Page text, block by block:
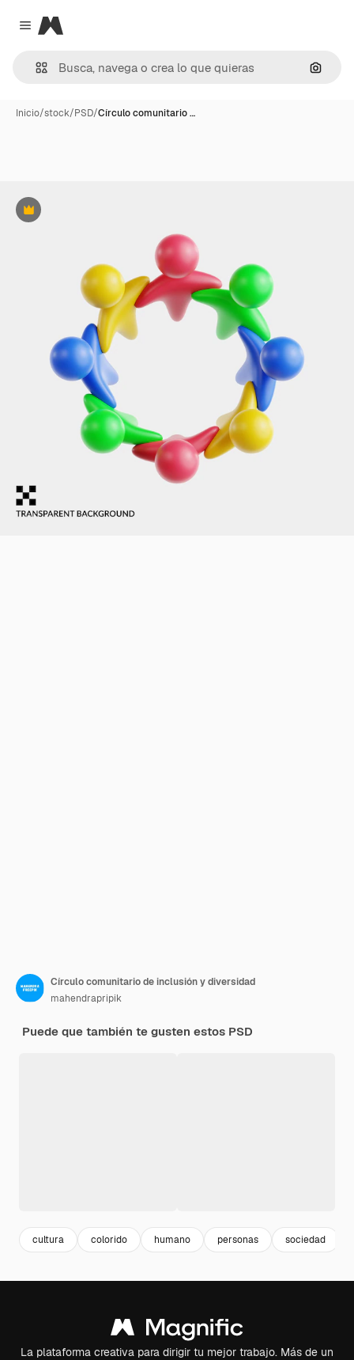
Close menu
Magnific
Inicio/stock/PSD/Círculo comunitario …
Premium
Círculo comunitario de inclusión y diversidad
mahendrapripik
Puede que también te gusten estos PSD
cultura colorido humano personas sociedad
La plataforma creativa para dirigir tu mejor trabajo. Más de un